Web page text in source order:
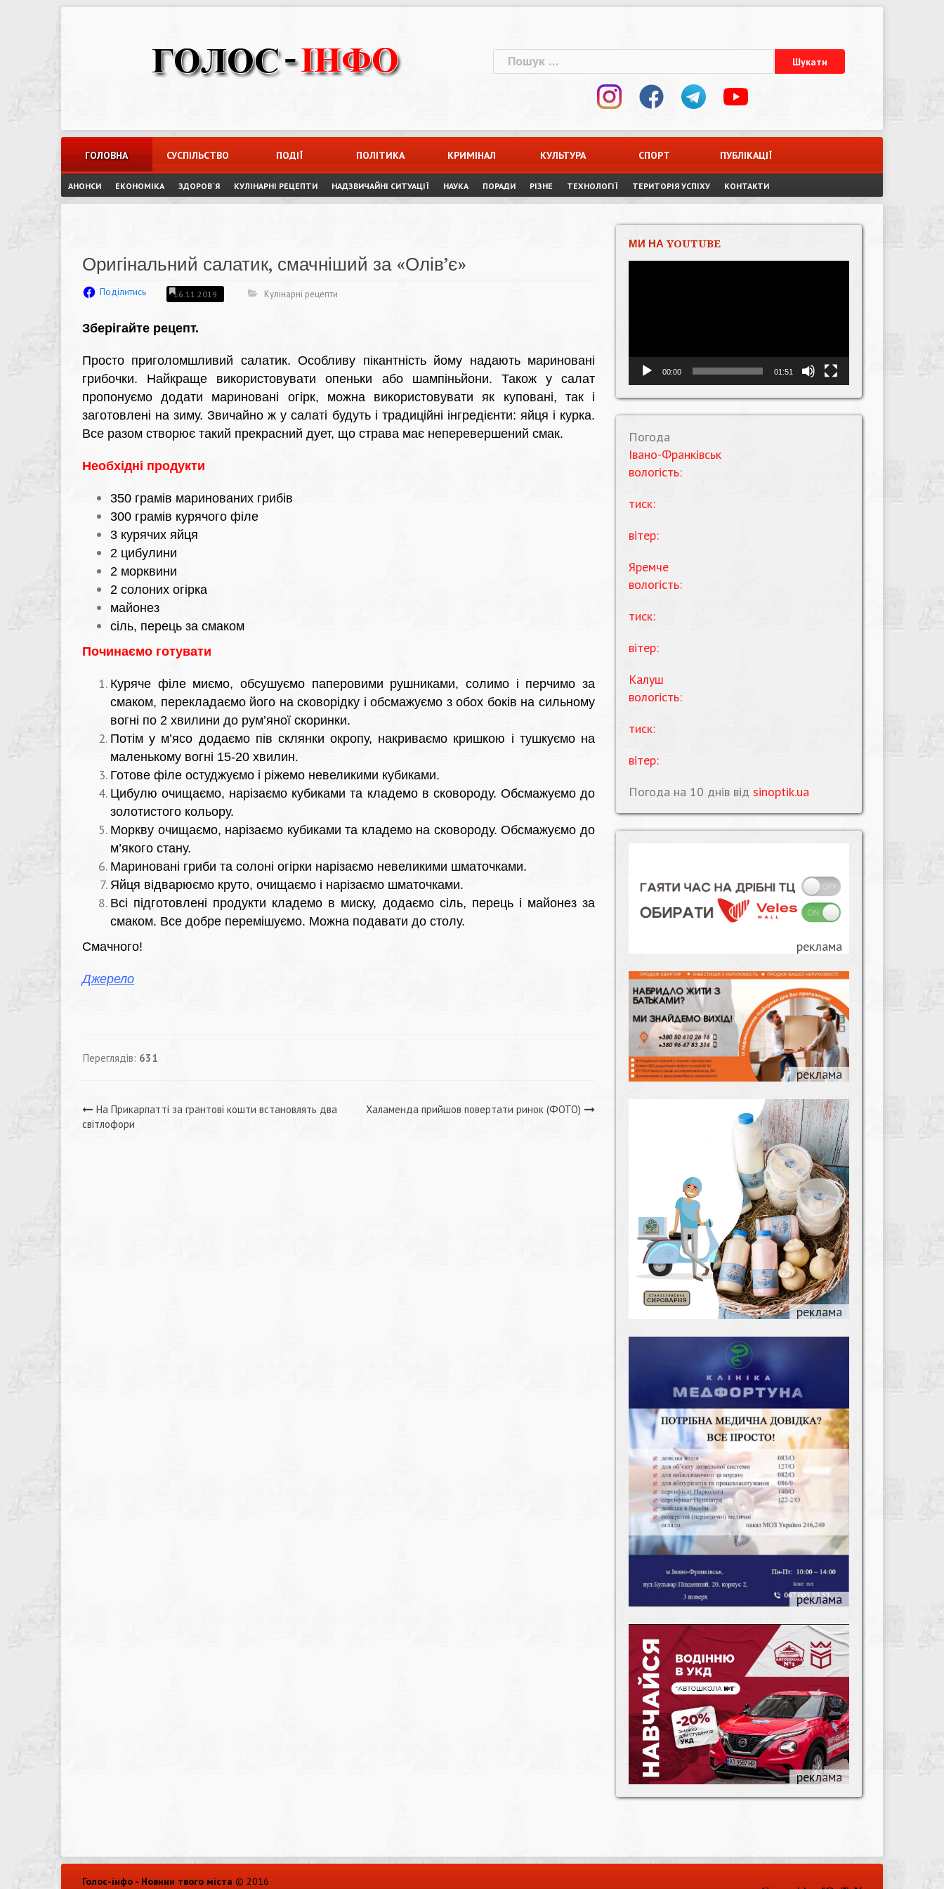
Пошук:
ГОЛОВНА СУСПІЛЬСТВО ПОДІЇ ПОЛІТИКА КРИМІНАЛ КУЛЬТУРА СПОРТ ПУБЛІКАЦІЇ
АНОНСИ ЕКОНОМІКА ЗДОРОВ`Я КУЛІНАРНІ РЕЦЕПТИ НАДЗВИЧАЙНІ СИТУАЦІЇ НАУКА ПОРАДИ РІЗНЕ ТЕХНОЛОГІЇ ТЕРИТОРІЯ УСПІХУ КОНТАКТИ
Оригінальний салатик, смачніший за «Олів’є»
Поділитись 16.11.2019 Кулінарні рецепти
Зберігайте рецепт.
Просто приголомшливий салатик. Особливу пікантність йому надають мариновані
грибочки. Найкраще використовувати опеньки або шампіньйони. Також у салат
пропонуємо додати мариновані огірк, можна використовувати як куповані, так і
заготовлені на зиму. Звичайно ж у салаті будуть і традиційні інгредієнти: яйця і курка.
Все разом створює такий прекрасний дует, що страва має неперевершений смак.
Необхідні продукти
350 грамів маринованих грибів
300 грамів курячого філе
3 курячих яйця
2 цибулини
2 морквини
2 солоних огірка
майонез
сіль, перець за смаком
Починаємо готувати
Куряче філе миємо, обсушуємо паперовими рушниками, солимо і перчимо за
смаком, перекладаємо його на сковорідку і обсмажуємо з обох боків на сильному
вогні по 2 хвилини до рум’яної скоринки.
Потім у м’ясо додаємо пів склянки окропу, накриваємо кришкою і тушкуємо на
маленькому вогні 15-20 хвилин.
Готове філе остуджуємо і ріжемо невеликими кубиками.
Цибулю очищаємо, нарізаємо кубиками та кладемо в сковороду. Обсмажуємо до
золотистого кольору.
Моркву очищаємо, нарізаємо кубиками та кладемо на сковороду. Обсмажуємо до
м’якого стану.
Мариновані гриби та солоні огірки нарізаємо невеликими шматочками.
Яйця відварюємо круто, очищаємо і нарізаємо шматочками.
Всі підготовлені продукти кладемо в миску, додаємо сіль, перець і майонез за
смаком. Все добре перемішуємо. Можна подавати до столу.
Смачного!
Джерело
Переглядів: 631
Навігація
На Прикарпатті за грантові кошти встановлять два
світлофори
Халаменда прийшов повертати ринок (ФОТО)
МИ НА YOUTUBE
00:00 01:51
Погода
Івано-Франківськ
вологість:
тиск:
вітер:
Яремче
вологість:
тиск:
вітер:
Калуш
вологість:
тиск:
вітер:
Погода на 10 днів від sinoptik.ua
Голос-інфо - Новини твого міста © 2016